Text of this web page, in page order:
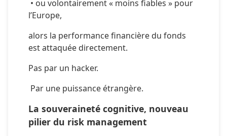
l’Europe,
alors la performance financière du fonds
est attaquée directement.
Pas par un hacker.
Par une puissance étrangère.
La souveraineté cognitive, nouveau
pilier du risk management